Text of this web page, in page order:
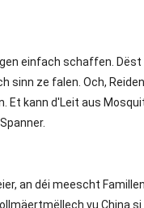
einfach schaffen.
ze falen. Och,
Et kann d'Leit aus
an déi meescht
vu China